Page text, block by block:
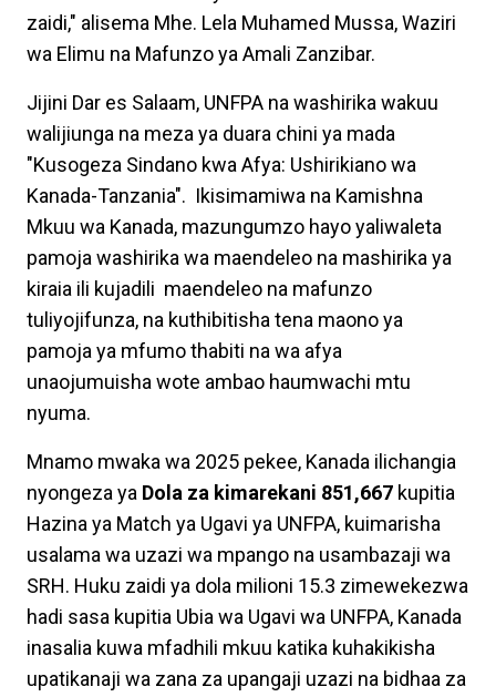
zaidi," alisema Mhe. Lela Muhamed Mussa, Waziri
wa Elimu na Mafunzo ya Amali Zanzibar.
Jijini Dar es Salaam, UNFPA na washirika wakuu
walijiunga na meza ya duara chini ya mada
"Kusogeza Sindano kwa Afya: Ushirikiano wa
Kanada-Tanzania". Ikisimamiwa na Kamishna
Mkuu wa Kanada, mazungumzo hayo yaliwaleta
pamoja washirika wa maendeleo na mashirika ya
kiraia ili kujadili maendeleo na mafunzo
tuliyojifunza, na kuthibitisha tena maono ya
pamoja ya mfumo thabiti na wa afya
unaojumuisha wote ambao haumwachi mtu
nyuma.
Mnamo mwaka wa 2025 pekee, Kanada ilichangia
nyongeza ya Dola za kimarekani 851,667 kupitia
Hazina ya Match ya Ugavi ya UNFPA, kuimarisha
usalama wa uzazi wa mpango na usambazaji wa
SRH. Huku zaidi ya dola milioni 15.3 zimewekezwa
hadi sasa kupitia Ubia wa Ugavi wa UNFPA, Kanada
inasalia kuwa mfadhili mkuu katika kuhakikisha
upatikanaji wa zana za upangaji uzazi na bidhaa za